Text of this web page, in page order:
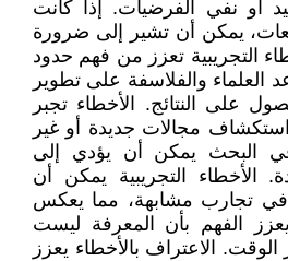
أو نفي الفرضيات. إذا كانت
يمكن أن تشير إلى ضرورة
التجريبية تعزز من فهم حدود
العلماء والفلاسفة على تطوير
على النتائج. الأخطاء تجبر
استكشاف مجالات جديدة أو غير
البحث يمكن أن يؤدي إلى
الأخطاء التجريبية يمكن أن
في تجارب مشابهة، مما يعكس
يعزز الفهم بأن المعرفة ليست
الاعتراف بالأخطاء يعزز